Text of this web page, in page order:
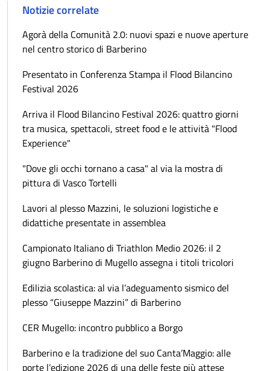
Notizie correlate
Agorà della Comunità 2.0: nuovi spazi e nuove aperture
nel centro storico di Barberino
Presentato in Conferenza Stampa il Flood Bilancino
Festival 2026
Arriva il Flood Bilancino Festival 2026: quattro giorni
tra musica, spettacoli, street food e le attività "Flood
Experience"
"Dove gli occhi tornano a casa" al via la mostra di
pittura di Vasco Tortelli
Lavori al plesso Mazzini, le soluzioni logistiche e
didattiche presentate in assemblea
Campionato Italiano di Triathlon Medio 2026: il 2
giugno Barberino di Mugello assegna i titoli tricolori
Edilizia scolastica: al via l’adeguamento sismico del
plesso “Giuseppe Mazzini” di Barberino
CER Mugello: incontro pubblico a Borgo
Barberino e la tradizione del suo Canta’Maggio: alle
porte l’edizione 2026 di una delle feste più attese